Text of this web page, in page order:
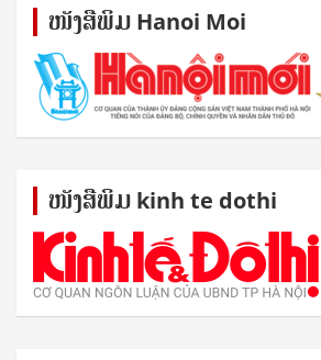
ໜັງ​ສື​ພິມ Hanoi Moi
ໜັງ​ສື​ພິມ kinh te dothi